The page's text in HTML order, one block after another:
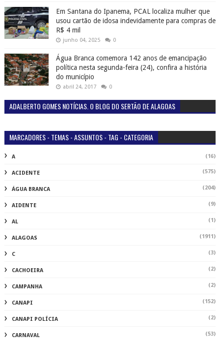
Em Santana do Ipanema, PCAL localiza mulher que
usou cartão de idosa indevidamente para compras de
R$ 4 mil
junho 04, 2025 0
Água Branca comemora 142 anos de emancipação
política nesta segunda-feira (24), confira a história
do município
abril 24, 2017 0
ADALBERTO GOMES NOTÍCIAS. O BLOG DO SERTÃO DE ALAGOAS
MARCADORES - TEMAS - ASSUNTOS - TAG - CATEGORIA
A (16)
ACIDENTE (575)
ÁGUA BRANCA (204)
AIDENTE (9)
AL (1)
ALAGOAS (1911)
C (3)
CACHOEIRA (2)
CAMPANHA (2)
CANAPI (152)
CANAPI POLÍCIA (2)
CARNAVAL (53)